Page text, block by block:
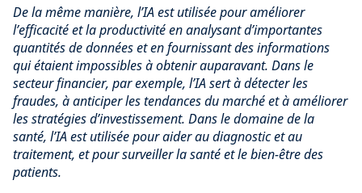
De la même manière, l’IA est utilisée pour améliorer
l’efficacité et la productivité en analysant d’importantes
quantités de données et en fournissant des informations
qui étaient impossibles à obtenir auparavant. Dans le
secteur financier, par exemple, l’IA sert à détecter les
fraudes, à anticiper les tendances du marché et à améliorer
les stratégies d’investissement. Dans le domaine de la
santé, l’IA est utilisée pour aider au diagnostic et au
traitement, et pour surveiller la santé et le bien-être des
patients.